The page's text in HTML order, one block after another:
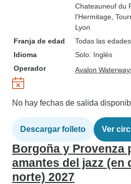
Chateauneuf du
l'Hermitage ,
Lyon
Franja de edad
Todas las
Idioma
Solo: Inglés
Operador
Avalon
No hay fechas de salida
Descargar folleto Ver
Borgoña y Provenza
amantes del jazz (en
norte) 2027